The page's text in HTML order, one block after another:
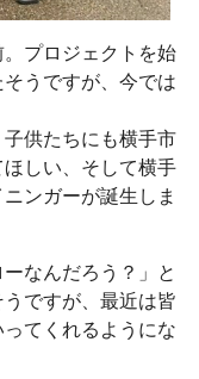
プロジェクトを始
うですが、今では
供たちにも横手市
しい、そして横手
ンガーが誕生しま
なんだろう？」と
ですが、最近は皆
てくれるようにな